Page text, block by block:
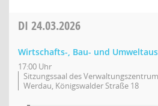
DI 24.03.2026
Wirtschafts-, Bau- und
17:00 Uhr
Sitzungssaal des
Werdau, Königswalder Straße 18